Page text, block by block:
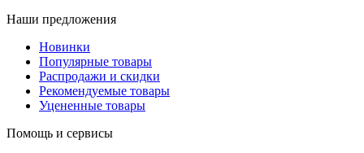
Наши предложения
Новинки
Популярные товары
Распродажи и скидки
Рекомендуемые товары
Уцененные товары
Помощь и сервисы